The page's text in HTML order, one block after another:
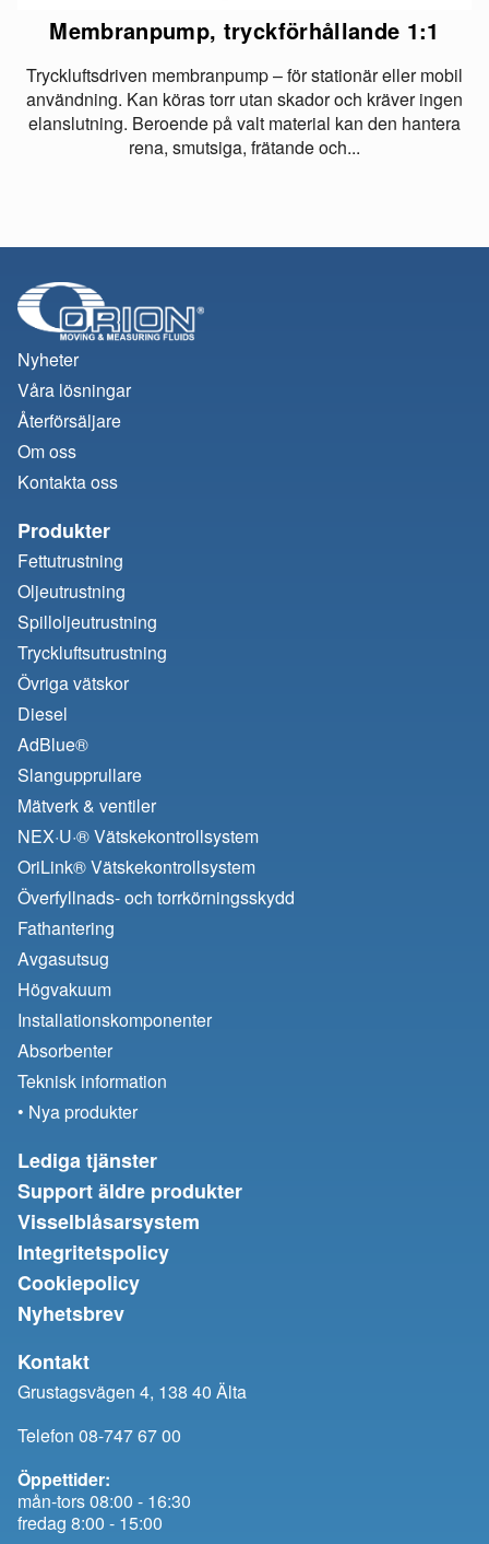
Membranpump, tryckförhållande 1:1
Tryckluftsdriven membranpump – för stationär eller mobil
användning. Kan köras torr utan skador och kräver ingen
elanslutning. Beroende på valt material kan den hantera
rena, smutsiga, frätande och...
Nyheter
Våra lösningar
Återförsäljare
Om oss
Kontakta oss
Produkter
Fettutrustning
Oljeutrustning
Spilloljeutrustning
Tryckluftsutrustning
Övriga vätskor
Diesel
AdBlue®
Slangupprullare
Mätverk & ventiler
NEX·U·® Vätskekontrollsystem
OriLink® Vätskekontrollsystem
Överfyllnads- och torrkörningsskydd
Fathantering
Avgasutsug
Högvakuum
Installationskomponenter
Absorbenter
Teknisk information
• Nya produkter
Lediga tjänster
Support äldre produkter
Visselblåsarsystem
Integritetspolicy
Cookiepolicy
Nyhetsbrev
Kontakt
Grustagsvägen 4, 138 40 Älta
Telefon 08-747 67 00
Öppettider:
mån-tors 08:00 - 16:30
fredag 8:00 - 15:00